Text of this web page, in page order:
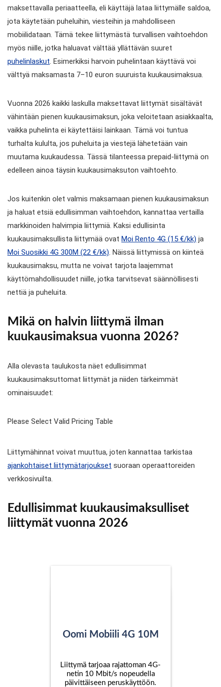
maksettavalla periaatteella, eli käyttäjä lataa liittymälle saldoa,
jota käytetään puheluihin, viesteihin ja mahdolliseen
mobiilidataan. Tämä tekee liittymästä turvallisen vaihtoehdon
myös niille, jotka haluavat välttää yllättävän suuret
puhelinlaskut. Esimerkiksi harvoin puhelintaan käyttävä voi
välttyä maksamasta 7–10 euron suuruista kuukausimaksua.
Vuonna 2026 kaikki laskulla maksettavat liittymät sisältävät
vähintään pienen kuukausimaksun, joka veloitetaan asiakkaalta,
vaikka puhelinta ei käytettäisi lainkaan. Tämä voi tuntua
turhalta kululta, jos puheluita ja viestejä lähetetään vain
muutama kuukaudessa. Tässä tilanteessa prepaid-liittymä on
edelleen ainoa täysin kuukausimaksuton vaihtoehto.
Jos kuitenkin olet valmis maksamaan pienen kuukausimaksun
ja haluat etsiä edullisimman vaihtoehdon, kannattaa vertailla
markkinoiden halvimpia liittymiä. Kaksi edullisinta
kuukausimaksullista liittymää ovat Moi Rento 4G (15 €/kk) ja
Moi Suosikki 4G 300M (22 €/kk). Näissä liittymissä on kiinteä
kuukausimaksu, mutta ne voivat tarjota laajemmat
käyttömahdollisuudet niille, jotka tarvitsevat säännöllisesti
nettiä ja puheluita.
Mikä on halvin liittymä ilman
kuukausimaksua vuonna 2026?
Alla olevasta taulukosta näet edullisimmat
kuukausimaksuttomat liittymät ja niiden tärkeimmät
ominaisuudet:
Please Select Valid Pricing Table
Liittymähinnat voivat muuttua, joten kannattaa tarkistaa
ajankohtaiset liittymätarjoukset suoraan operaattoreiden
verkkosivuilta.
Edullisimmat kuukausimaksulliset
liittymät vuonna 2026
Oomi Mobiili 4G 10M
Liittymä tarjoaa rajattoman 4G-
netin 10 Mbit/s nopeudella
päivittäiseen peruskäyttöön.